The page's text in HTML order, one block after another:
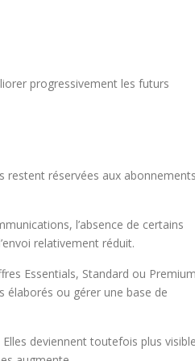
progressivement les futurs
restent réservées aux abonnements
l’absence de certains
relativement réduit.
Essentials, Standard ou
ou gérer une base de
deviennent toutefois plus